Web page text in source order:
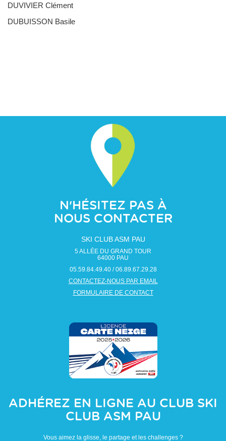
DUVIVIER Clément
DUBUISSON Basile
N'HÉSITEZ PAS À
NOUS CONTACTER
SKI CLUB ASM PAU
5 ALLÉE DU GRAND TOUR
64000 PAU
05.59.84.49.40 / 06.89.67.29.28
CONTACTEZ-NOUS PAR EMAIL
FORMULAIRE DE CONTACT
ADHÉREZ EN LIGNE AU CLUB SKI
CLUB ASM PAU
Vous aimez la glisse, le partage et les challenges ?